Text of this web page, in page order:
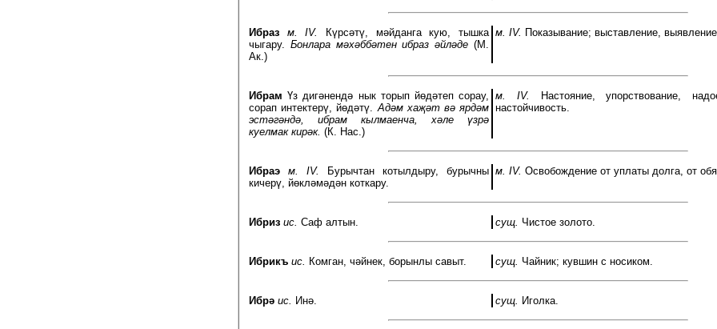
Ибраз м. IV.
Күрсәтү, мәйданга кую, тышка
чыгару. Бонлара мәхәббәтен ибраз әйләде (М.
Ак.)
м. IV. Показывание; выставление,
Ибрам Үз дигәнендә нык торып йөдәтеп сорау,
сорап интектерү, йөдәтү. Адәм хаҗәт вә ярдәм
эстәгәндә, ибрам кылмаенча, хәле үзрә
куелмак кирәк. (К. Нас.)
м. IV.
Настояние, упорствование,
настойчивость.
Ибраэ м. IV.
Бурычтан котылдыру, бурычны
кичерү, йөкләмәдән коткару.
м. IV. Освобождение от уплаты долга, от
Ибриз ис. Саф алтын. сущ. Чистое золото.
Ибрикъ ис. Комган, чәйнек, борынлы савыт. сущ. Чайник; кувшин с носиком.
Ибрә ис. Инә. сущ. Иголка.